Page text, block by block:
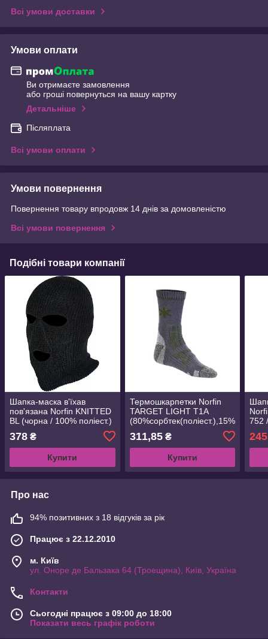
Всі умови доставки
Умови оплати
Ви отримаєте замовлення
або гроші повернуться на вашу картку
Детальніше
Післяплата
Всі умови оплати
Умови повернення
Повернення товару впродовж 14 днів за домовленістю
Всі умови повернення
Подібні товари компанії
Шапка-маска в'їхав
пов'язана Norfin KNITTED
BL (чорна / 100% поліест.)
378 ₴
Купити
Термошкарпетки Norfin
TARGET LIGHT T1A
(80%сорбтек(поліест.),15%
(42-44) (303751)
311,85₴
Купити
752
245
Про нас
94% позитивних з 18 відгуків за рік
Працює з 22.12.2010
м. Київ
ул. Оноре де Бальзака 64 (Троещина), Київ, Україна
Контакти
Сьогодні працює з 09:00 до 18:00
Показати весь графік роботи